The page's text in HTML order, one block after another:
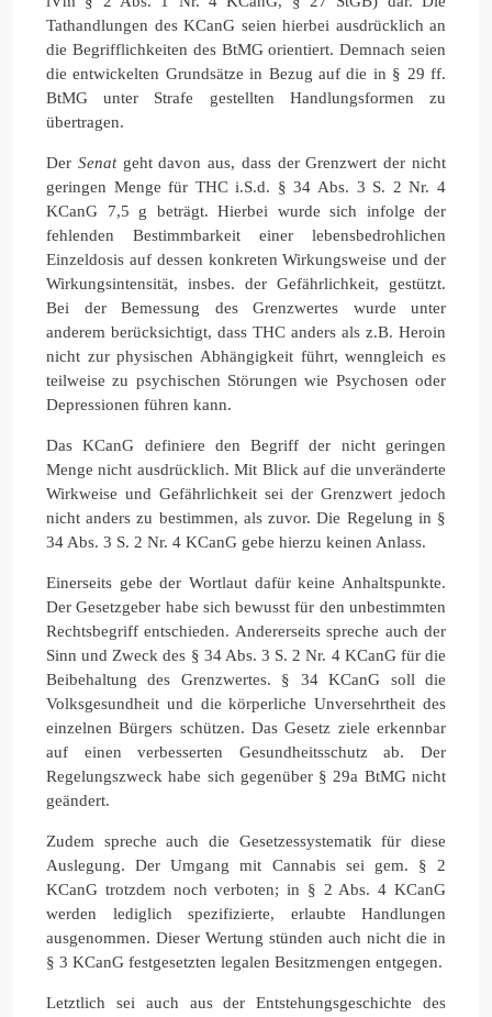
Tathandlungen des KCanG seien hierbei ausdrücklich an
die Begrifflichkeiten des BtMG orientiert. Demnach seien
die entwickelten Grundsätze in Bezug auf die in § 29 ff.
BtMG unter Strafe gestellten Handlungsformen zu
übertragen.
Der Senatgeht davon aus, dass der Grenzwert der nicht
geringen Menge für THC i.S.d. § 34 Abs. 3 S. 2 Nr. 4
KCanG 7,5 g beträgt. Hierbei wurde sich infolge der
fehlenden Bestimmbarkeit einer lebensbedrohlichen
Einzeldosis auf dessen konkreten Wirkungsweise und der
Wirkungsintensität, insbes. der Gefährlichkeit, gestützt.
Bei der Bemessung des Grenzwertes wurde unter
anderem berücksichtigt, dass THC anders als z.B. Heroin
nicht zur physischen Abhängigkeit führt, wenngleich es
teilweise zu psychischen Störungen wie Psychosen oder
Depressionen führen kann.
Das KCanG definiere den Begriff der nicht geringen
Menge nicht ausdrücklich. Mit Blick auf die unveränderte
Wirkweise und Gefährlichkeit sei der Grenzwert jedoch
nicht anders zu bestimmen, als zuvor. Die Regelung in §
34 Abs. 3 S. 2 Nr. 4 KCanG gebe hierzu keinen Anlass.
Einerseits gebe der Wortlaut dafür keine Anhaltspunkte.
Der Gesetzgeber habe sich bewusst für den unbestimmten
Rechtsbegriff entschieden. Andererseits spreche auch der
Sinn und Zweck des § 34 Abs. 3 S. 2 Nr. 4 KCanG für die
Beibehaltung des Grenzwertes. § 34 KCanG soll die
Volksgesundheit und die körperliche Unversehrtheit des
einzelnen Bürgers schützen. Das Gesetz ziele erkennbar
auf einen verbesserten Gesundheitsschutz ab. Der
Regelungszweck habe sich gegenüber § 29a BtMG nicht
geändert.
Zudem spreche auch die Gesetzessystematik für diese
Auslegung. Der Umgang mit Cannabis sei gem. § 2
KCanG trotzdem noch verboten; in § 2 Abs. 4 KCanG
werden lediglich spezifizierte, erlaubte Handlungen
ausgenommen. Dieser Wertung stünden auch nicht die in
§ 3 KCanG festgesetzten legalen Besitzmengen entgegen.
Letztlich sei auch aus der Entstehungsgeschichte des